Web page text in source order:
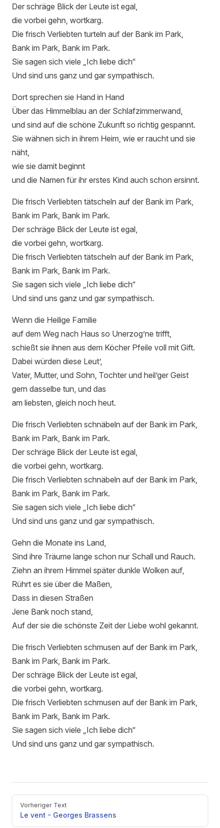
Der schräge Blick der Leute ist egal,
die vorbei gehn, wortkarg.
Die frisch Verliebten turteln auf der Bank im Park,
Bank im Park, Bank im Park.
Sie sagen sich viele „Ich liebe dich“
Und sind uns ganz und gar sympathisch.
Dort sprechen sie Hand in Hand
Über das Himmelblau an der Schlafzimmerwand,
und sind auf die schöne Zukunft so richtig gespannt.
Sie wähnen sich in ihrem Heim, wie er raucht und sie
näht,
wie sie damit beginnt
und die Namen für ihr erstes Kind auch schon ersinnt.
Die frisch Verliebten tätscheln auf der Bank im Park,
Bank im Park, Bank im Park.
Der schräge Blick der Leute ist egal,
die vorbei gehn, wortkarg.
Die frisch Verliebten tätscheln auf der Bank im Park,
Bank im Park, Bank im Park.
Sie sagen sich viele „Ich liebe dich“
Und sind uns ganz und gar sympathisch.
Wenn die Heilige Familie
auf dem Weg nach Haus so Unerzog’ne trifft,
schießt sie ihnen aus dem Köcher Pfeile voll mit Gift.
Dabei würden diese Leut’,
Vater, Mutter, und Sohn, Tochter und heil’ger Geist
gern dasselbe tun, und das
am liebsten, gleich noch heut.
Die frisch Verliebten schnäbeln auf der Bank im Park,
Bank im Park, Bank im Park.
Der schräge Blick der Leute ist egal,
die vorbei gehn, wortkarg.
Die frisch Verliebten schnäbeln auf der Bank im Park,
Bank im Park, Bank im Park.
Sie sagen sich viele „Ich liebe dich“
Und sind uns ganz und gar sympathisch.
Gehn die Monate ins Land,
Sind ihre Träume lange schon nur Schall und Rauch.
Ziehn an ihrem Himmel später dunkle Wolken auf,
Rührt es sie über die Maßen,
Dass in diesen Straßen
Jene Bank noch stand,
Auf der sie die schönste Zeit der Liebe wohl gekannt.
Die frisch Verliebten schmusen auf der Bank im Park,
Bank im Park, Bank im Park.
Der schräge Blick der Leute ist egal,
die vorbei gehn, wortkarg.
Die frisch Verliebten schmusen auf der Bank im Park,
Bank im Park, Bank im Park.
Sie sagen sich viele „Ich liebe dich“
Und sind uns ganz und gar sympathisch.
PagerVorheriger Text
Le vent - Georges Brassens